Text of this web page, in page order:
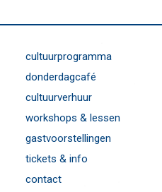
cultuurprogramma
donderdagcafé
cultuurverhuur
workshops & lessen
gastvoorstellingen
tickets & info
contact